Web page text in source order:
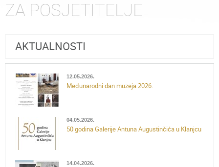
ZA POSJETITELJE
AKTUALNOSTI
12.05.2026.
Međunarodni dan muzeja 2026.
04.05.2026.
50 godina Galerije Antuna Augustinčića u Klanjcu
14.04.2026.